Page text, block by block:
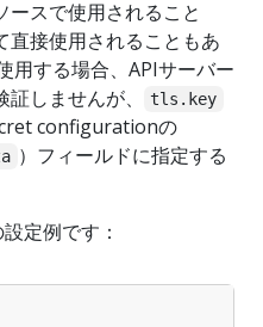
スで使用されること
直接使用されることもあ
用する場合、APIサーバー
しませんが、
tls.key
configurationの
）フィールドに指定する
定例です：